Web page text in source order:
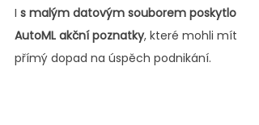
I s malým datovým souborem poskytlo
AutoML akční poznatky, které mohli mít
přímý dopad na úspěch podnikání.